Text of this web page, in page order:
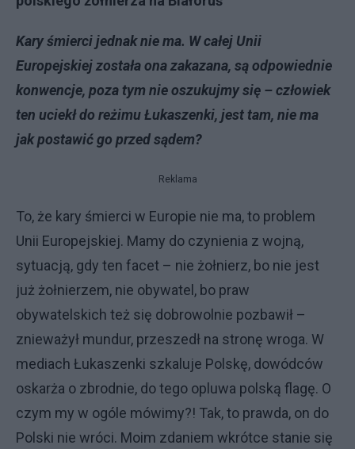
Kary śmierci jednak nie ma. W całej Unii
Europejskiej została ona zakazana, są odpowiednie
konwencje, poza tym nie oszukujmy się – człowiek
ten uciekł do reżimu Łukaszenki, jest tam, nie ma
jak postawić go przed sądem?
Reklama
To, że kary śmierci w Europie nie ma, to problem
Unii Europejskiej. Mamy do czynienia z wojną,
sytuacją, gdy ten facet – nie żołnierz, bo nie jest
już żołnierzem, nie obywatel, bo praw
obywatelskich też się dobrowolnie pozbawił –
znieważył mundur, przeszedł na stronę wroga. W
mediach Łukaszenki szkaluje Polskę, dowódców
oskarża o zbrodnie, do tego opluwa polską flagę. O
czym my w ogóle mówimy?! Tak, to prawda, on do
Polski nie wróci. Moim zdaniem wkrótce stanie się